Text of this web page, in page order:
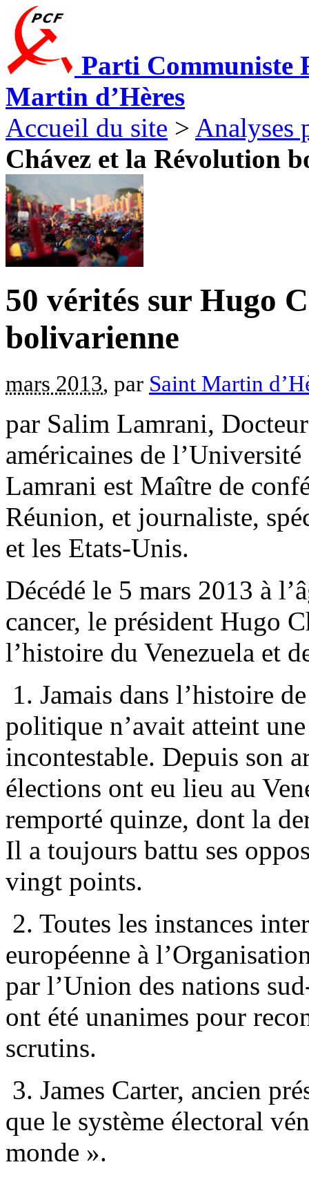
Parti Communiste
Martin d’Hères
Accueil du site > Analyses
Chávez et la Révolution
50 vérités sur Hugo
bolivarienne
mars 2013, par Saint Martin
par Salim Lamrani,
américaines de
Lamrani est Maître de
Réunion, et journaliste,
et les Etats-Unis.
Décédé le 5 mars 2013 à
cancer, le président Hugo
l’histoire du Venezuela et
1. Jamais dans l’histoire
politique n’avait atteint
incontestable. Depuis son
élections ont eu lieu au
remporté quinze, dont la
Il a toujours battu ses
vingt points.
2. Toutes les instances
européenne à
par l’Union des nations
ont été unanimes pour
scrutins.
3. James Carter, ancien
que le système électoral
monde ».